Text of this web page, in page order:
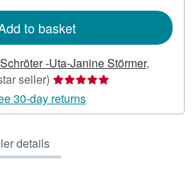
to basket
-Uta-Janine Störmer,
seller) Seller
rating
5
5
30-day returns
details